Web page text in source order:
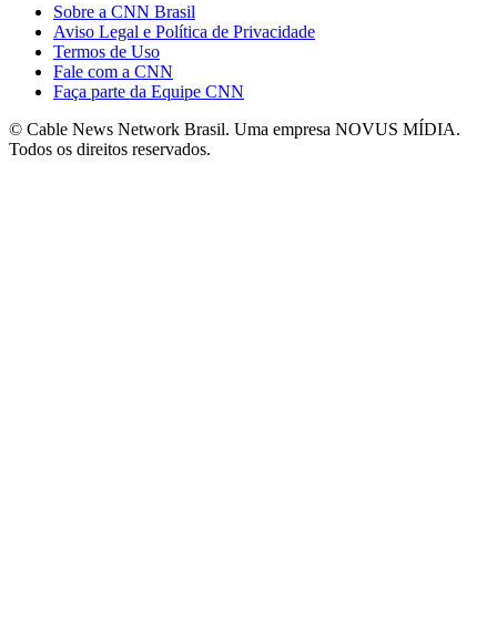
Sobre a CNN Brasil
Aviso Legal e Política de Privacidade
Termos de Uso
Fale com a CNN
Faça parte da Equipe CNN
© Cable News Network Brasil. Uma empresa NOVUS MÍDIA.
Todos os direitos reservados.